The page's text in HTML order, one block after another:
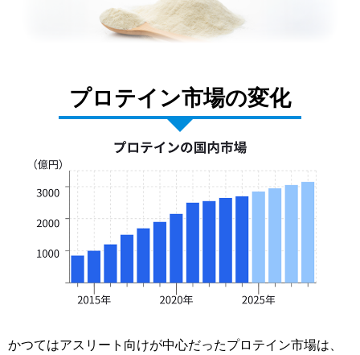
プロテイン市場の変化
かつてはアスリート向けが中心だったプロテイン市場は、